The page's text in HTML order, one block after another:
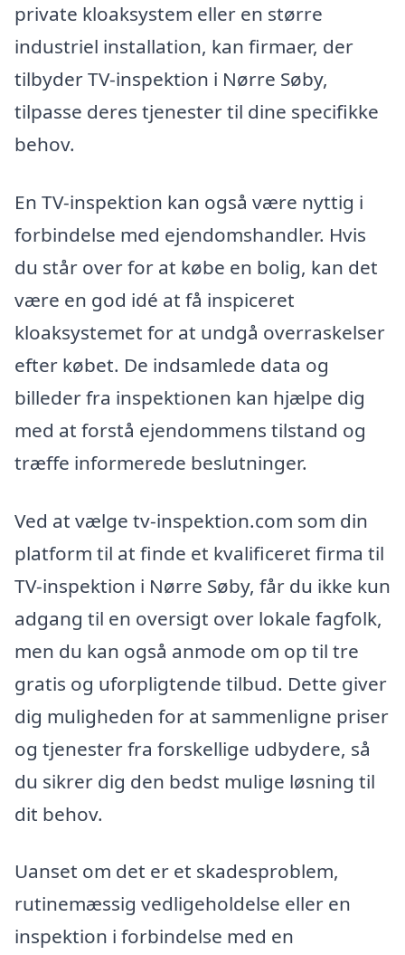
private kloaksystem eller en større
industriel installation, kan firmaer, der
tilbyder TV-inspektion i Nørre Søby,
tilpasse deres tjenester til dine specifikke
behov.
En TV-inspektion kan også være nyttig i
forbindelse med ejendomshandler. Hvis
du står over for at købe en bolig, kan det
være en god idé at få inspiceret
kloaksystemet for at undgå overraskelser
efter købet. De indsamlede data og
billeder fra inspektionen kan hjælpe dig
med at forstå ejendommens tilstand og
træffe informerede beslutninger.
Ved at vælge tv-inspektion.com som din
platform til at finde et kvalificeret firma til
TV-inspektion i Nørre Søby, får du ikke kun
adgang til en oversigt over lokale fagfolk,
men du kan også anmode om op til tre
gratis og uforpligtende tilbud. Dette giver
dig muligheden for at sammenligne priser
og tjenester fra forskellige udbydere, så
du sikrer dig den bedst mulige løsning til
dit behov.
Uanset om det er et skadesproblem,
rutinemæssig vedligeholdelse eller en
inspektion i forbindelse med en